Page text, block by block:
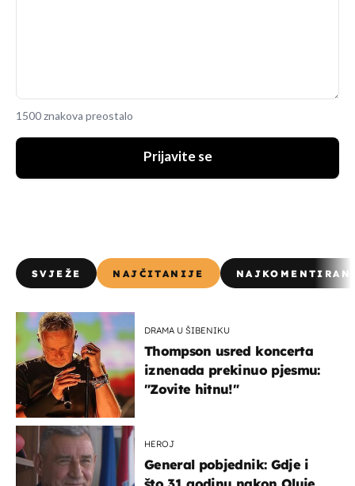
1500 znakova preostalo
Prijavite se
SVJEŽE NAJČITANIJE
DRAMA U ŠIBENIKU
Thompson usred koncerta
iznenada prekinuo pjesmu:
"Zovite hitnu!"
HEROJ
General pobjednik: Gdje i